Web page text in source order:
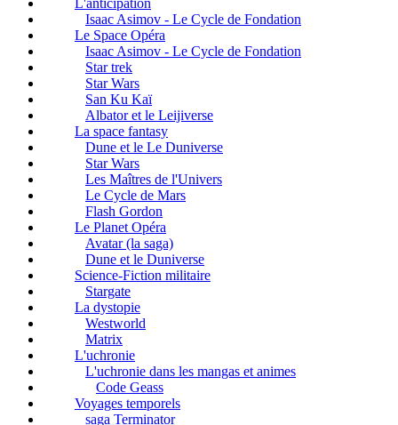
L'anticipation
Isaac Asimov - Le Cycle de Fondation
Le Space Opéra
Isaac Asimov - Le Cycle de Fondation
Star trek
Star Wars
San Ku Kaï
Albator et le Leijiverse
La space fantasy
Dune et le Le Duniverse
Star Wars
Les Maîtres de l'Univers
Le Cycle de Mars
Flash Gordon
Le Planet Opéra
Avatar (la saga)
Dune et le Duniverse
Science-Fiction militaire
Stargate
La dystopie
Westworld
Matrix
L'uchronie
L'uchronie dans les mangas et animes
Code Geass
Voyages temporels
saga Terminator